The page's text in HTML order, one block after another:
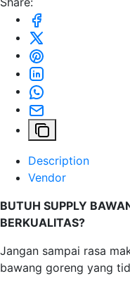
Description
Vendor
BUTUH SUPPLY
BERKUALITAS?
Jangan sampai rasa
bawang goreng yang